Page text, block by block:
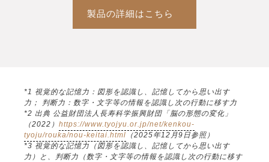
製品の詳細はこちら
*1 視覚的な記憶力：図形を認識し、記憶してから思い出す
力； 判断力：数字・文字等の情報を認識し次の行動に移す力
*2 出典 公益財団法人長寿科学振興財団「脳の形態の変化」
（2022） https://www.tyojyu.or.jp/net/kenkou-
tyoju/rouka/nou-keitai.html （2025年12月9日参照）
*3 視覚的な記憶力（図形を認識し、記憶してから思い出す
力）と、判断力（数字・文字等の情報を認識し次の行動に移す